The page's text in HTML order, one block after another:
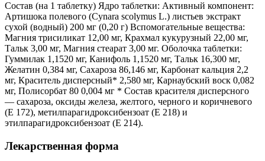
Состав (на 1 таблетку) Ядро таблетки: Активный компонент:
Артишока полевого (Cynara scolymus L.) листьев экстракт
сухой (водный) 200 мг (0,20 г) Вспомогательные вещества:
Магния трисиликат 12,00 мг, Крахмал кукурузный 22,00 мг,
Тальк 3,00 мг, Магния стеарат 3,00 мг. Оболочка таблетки:
Гуммилак 1,1520 мг, Канифоль 1,1520 мг, Тальк 16,300 мг,
Желатин 0,384 мг, Сахароза 86,146 мг, Карбонат кальция 2,2
мг, Краситель дисперсный* 2,580 мг, Карнаубский воск 0,082
мг, Полисорбат 80 0,004 мг * Состав красителя дисперсного
— сахароза, оксиды железа, желтого, черного и коричневого
(Е 172), метилпарагидроксибензоат (Е 218) и
этилпарагидроксибензоат (Е 214).
Лекарственная форма